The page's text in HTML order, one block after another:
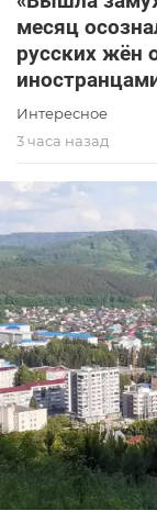
месяц
русских жён
Интересное
3 часа назад